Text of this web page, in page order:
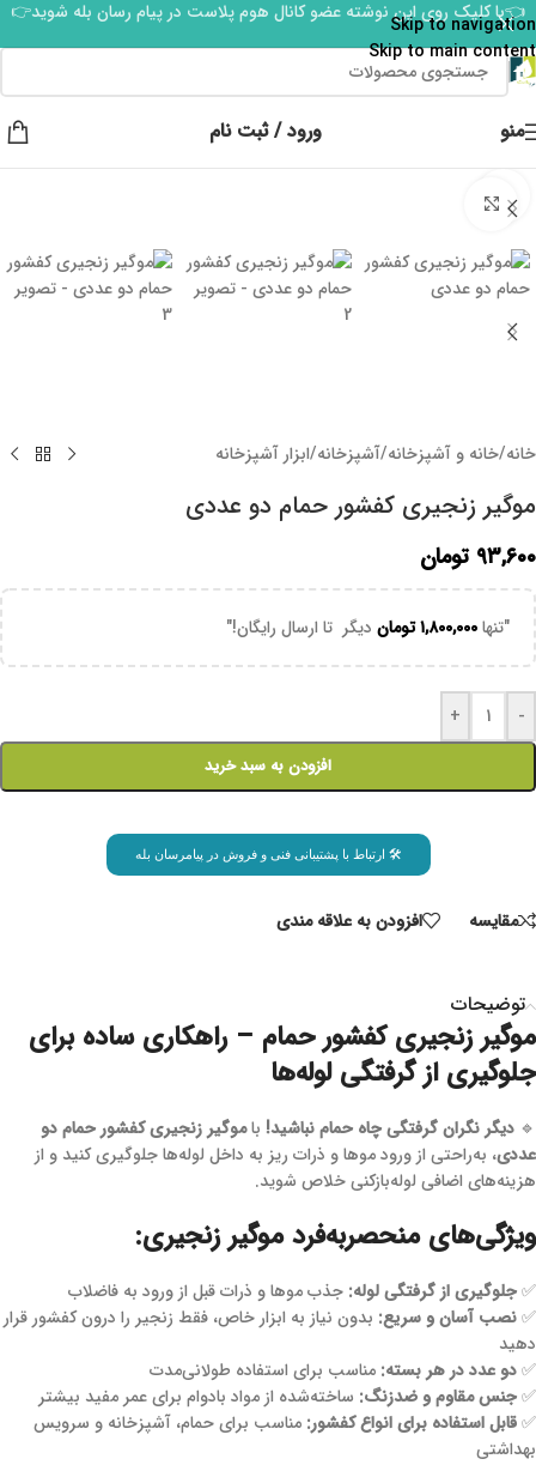
Skip to navigation
Skip to main content
👈با کلیک روی این نوشته عضو کانال هوم پلاست در پیام رسان بله شوید👉
منو ورود / ثبت نام
خانه/خانه و آشپزخانه/آشپزخانه/ابزار آشپزخانه
موگیر زنجیری کفشور حمام دو عددی
۹۳,۶۰۰ تومان
"تنها۱,۸۰۰,۰۰۰تومان دیگر تا ارسال رایگان!"
-
+
افزودن به سبد خرید
🛠 ارتباط با پشتیبانی فنی و فروش در پیامرسان بله
مقايسه افزودن به علاقه مندی
توضیحات
موگیر زنجیری کفشور حمام – راهکاری ساده برای
جلوگیری از گرفتگی لوله‌ها
🔹 دیگر نگران گرفتگی چاه حمام نباشید! باموگیر زنجیری کفشور حمام دو
عددی، به‌راحتی از ورود موها و ذرات ریز به داخل لوله‌ها جلوگیری کنید و از
هزینه‌های اضافی لوله‌بازکنی خلاص شوید.
ویژگی‌های منحصربه‌فرد موگیر زنجیری:
✅جلوگیری از گرفتگی لوله: جذب موها و ذرات قبل از ورود به فاضلاب
✅نصب آسان و سریع: بدون نیاز به ابزار خاص، فقط زنجیر را درون کفشور قرار
دهید
✅دو عدد در هر بسته: مناسب برای استفاده طولانی‌مدت
✅جنس مقاوم و ضدزنگ: ساخته‌شده از مواد بادوام برای عمر مفید بیشتر
✅قابل استفاده برای انواع کفشور: مناسب برای حمام، آشپزخانه و سرویس
بهداشتی